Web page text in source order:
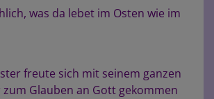
was da lebet im Osten wie im
freute sich mit seinem ganzen
zum Glauben an Gott gekommen